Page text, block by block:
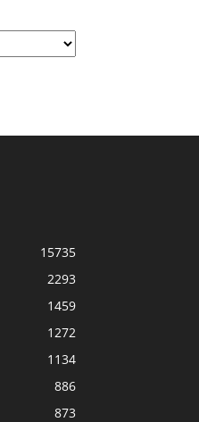
15735
2293
1459
1272
1134
886
873